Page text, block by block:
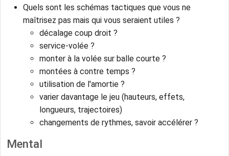
Quels sont les schémas tactiques que vous ne
maîtrisez pas mais qui vous seraient utiles ?
décalage coup droit ?
service-volée ?
monter à la volée sur balle courte ?
montées à contre temps ?
utilisation de l'amortie ?
varier davantage le jeu (hauteurs, effets,
longueurs, trajectoires)
changements de rythmes, savoir accélérer ?
Mental